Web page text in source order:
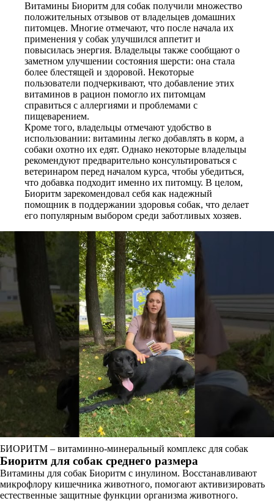
Витамины Биоритм для собак получили множество
положительных отзывов от владельцев домашних
питомцев. Многие отмечают, что после начала их
применения у собак улучшился аппетит и
повысилась энергия. Владельцы также сообщают о
заметном улучшении состояния шерсти: она стала
более блестящей и здоровой. Некоторые
пользователи подчеркивают, что добавление этих
витаминов в рацион помогло их питомцам
справиться с аллергиями и проблемами с
пищеварением.
Кроме того, владельцы отмечают удобство в
использовании: витамины легко добавлять в корм, а
собаки охотно их едят. Однако некоторые владельцы
рекомендуют предварительно консультироваться с
ветеринаром перед началом курса, чтобы убедиться,
что добавка подходит именно их питомцу. В целом,
Биоритм зарекомендовал себя как надежный
помощник в поддержании здоровья собак, что делает
его популярным выбором среди заботливых хозяев.
БИОРИТМ – витаминно-минеральный комплекс для собак
Биоритм для собак среднего размера
Витамины для собак Биоритм с инулином. Восстанавливают
микрофлору кишечника животного, помогают активизировать
естественные защитные функции организма животного.